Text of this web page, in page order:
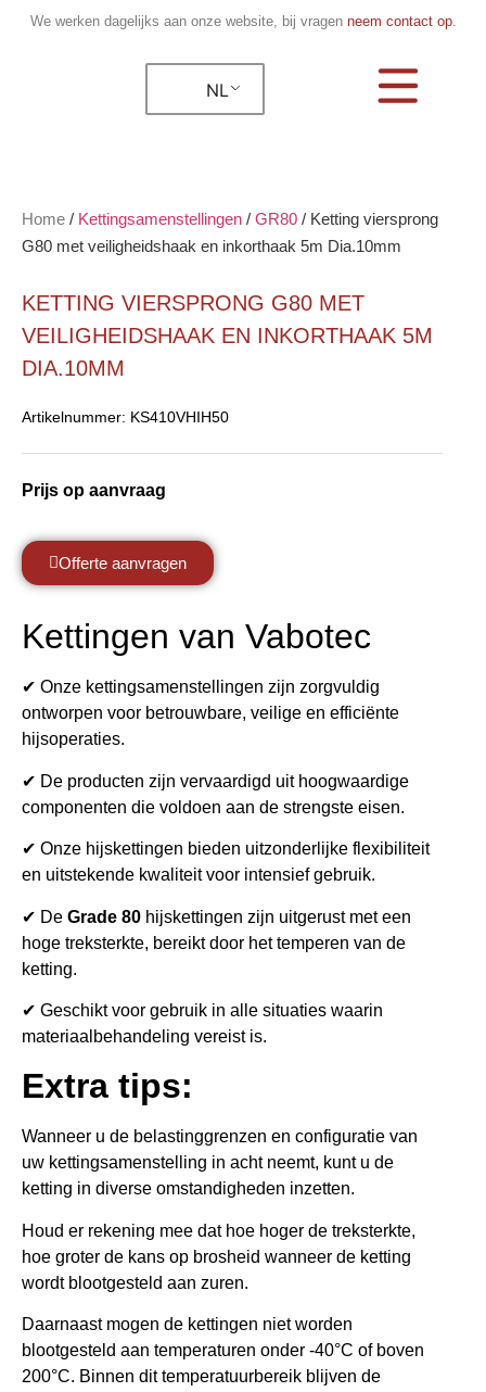
We werken dagelijks aan onze website, bij vragen neem contact op.
NL
Home / Kettingsamenstellingen / GR80 / Ketting viersprong
G80 met veiligheidshaak en inkorthaak 5m Dia.10mm
KETTING VIERSPRONG G80 MET
VEILIGHEIDSHAAK EN INKORTHAAK 5M
DIA.10MM
Artikelnummer: KS410VHIH50
Prijs op aanvraag
Offerte aanvragen
Kettingen van Vabotec
✔ Onze kettingsamenstellingen zijn zorgvuldig
ontworpen voor betrouwbare, veilige en efficiënte
hijsoperaties.
✔ De producten zijn vervaardigd uit hoogwaardige
componenten die voldoen aan de strengste eisen.
✔ Onze hijskettingen bieden uitzonderlijke flexibiliteit
en uitstekende kwaliteit voor intensief gebruik.
✔ De Grade 80 hijskettingen zijn uitgerust met een
hoge treksterkte, bereikt door het temperen van de
ketting.
✔ Geschikt voor gebruik in alle situaties waarin
materiaalbehandeling vereist is.
Extra tips:
Wanneer u de belastinggrenzen en configuratie van
uw kettingsamenstelling in acht neemt, kunt u de
ketting in diverse omstandigheden inzetten.
Houd er rekening mee dat hoe hoger de treksterkte,
hoe groter de kans op brosheid wanneer de ketting
wordt blootgesteld aan zuren.
Daarnaast mogen de kettingen niet worden
blootgesteld aan temperaturen onder -40°C of boven
200°C. Binnen dit temperatuurbereik blijven de